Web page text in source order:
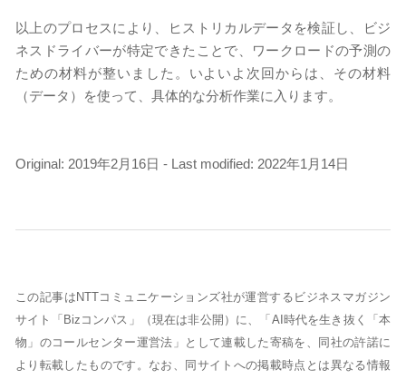
以上のプロセスにより、ヒストリカルデータを検証し、ビジ
ネスドライバーが特定できたことで、ワークロードの予測の
ための材料が整いました。いよいよ次回からは、その材料
（データ）を使って、具体的な分析作業に入ります。
Original: 2019年2月16日 - Last modified: 2022年1月14日
この記事はNTTコミュニケーションズ社が運営するビジネスマガジン
サイト「Bizコンパス」（現在は非公開）に、「AI時代を生き抜く「本
物」のコールセンター運営法」として連載した寄稿を、同社の許諾に
より転載したものです。なお、同サイトへの掲載時点とは異なる情報